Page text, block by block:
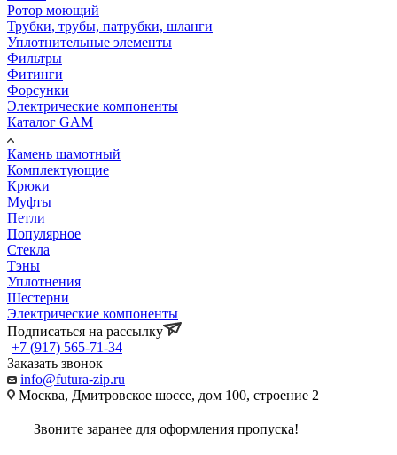
Ротор моющий
Трубки, трубы, патрубки, шланги
Уплотнительные элементы
Фильтры
Фитинги
Форсунки
Электрические компоненты
Каталог GAM
Камень шамотный
Комплектующие
Крюки
Муфты
Петли
Популярное
Стекла
Тэны
Уплотнения
Шестерни
Электрические компоненты
Подписаться на рассылку
+7 (917) 565-71-34
Заказать звонок
info@futura-zip.ru
Москва, Дмитровское шоссе, дом 100, строение 2
Звоните заранее для оформления пропуска!